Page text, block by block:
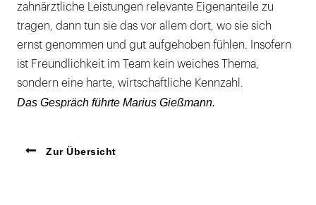
zahnärztliche Leistungen relevante Eigenanteile zu
tragen, dann tun sie das vor allem dort, wo sie sich
ernst genommen und gut aufgehoben fühlen. Insofern
ist Freundlichkeit im Team kein weiches Thema,
sondern eine harte, wirtschaftliche Kennzahl.
Das Gespräch führte Marius Gießmann.
Zur Übersicht